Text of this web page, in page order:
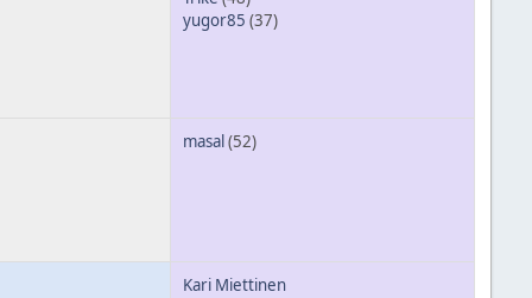
yugor85 (37)
masal (52)
Kari Miettinen